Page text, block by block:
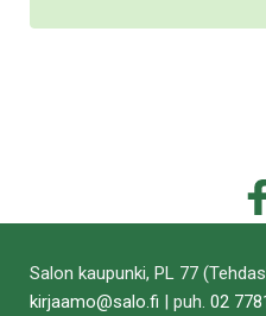
Salon kaupunki, PL 77
kirjaamo@salo.fi | puh. 02